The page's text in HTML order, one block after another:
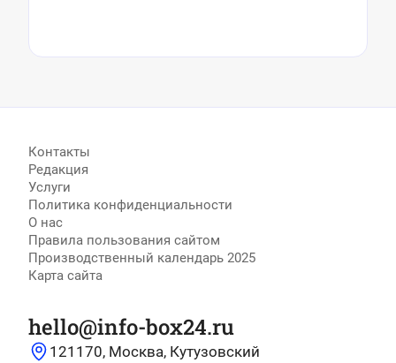
Контакты
Редакция
Услуги
Политика конфиденциальности
О нас
Правила пользования сайтом
Производственный календарь 2025
Карта сайта
hello@info-box24.ru
121170, Москва, Кутузовский